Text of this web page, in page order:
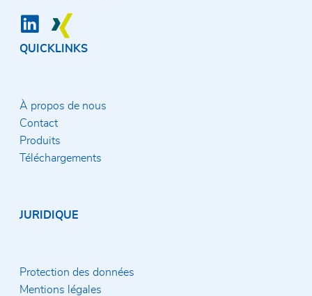
QUICKLINKS
À propos de nous
Contact
Produits
Téléchargements
JURIDIQUE
Protection des données
Mentions légales